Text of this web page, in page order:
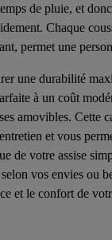
de pluie, et
Chaque
permet une
une durabilité
à un coût
amovibles. Cette
et vous
de votre assise
vos envies ou
et le confort de